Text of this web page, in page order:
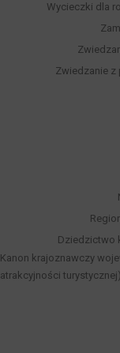
Wycieczki dla
Zwiedzanie z
Dziedzictwo
Kanon krajoznawczy
atrakcyjności turystycznej)